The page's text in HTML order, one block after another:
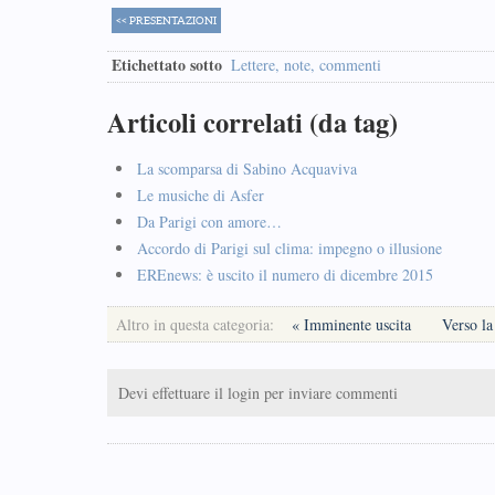
<< PRESENTAZIONI
Etichettato sotto Lettere, note, commenti
Articoli correlati (da tag)
La scomparsa di Sabino Acquaviva
Le musiche di Asfer
Da Parigi con amore…
Accordo di Parigi sul clima: impegno o illusione
EREnews: è uscito il numero di dicembre 2015
Altro in questa categoria: « Imminente uscita Verso
Devi effettuare il login per inviare commenti